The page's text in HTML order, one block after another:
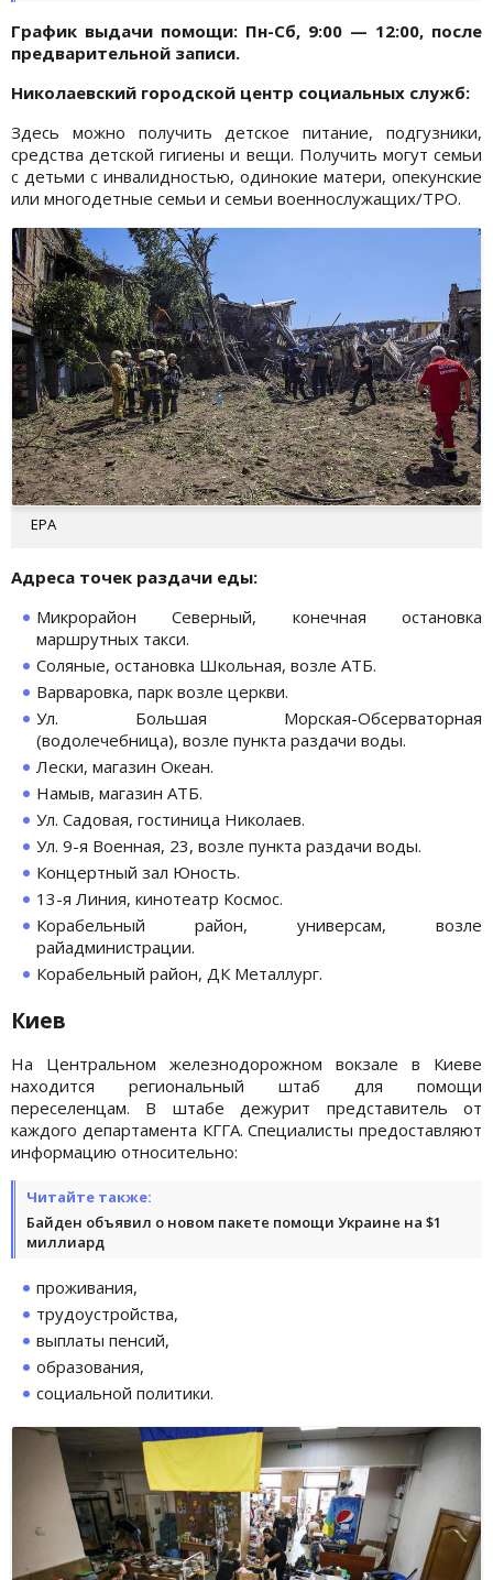
График выдачи помощи: Пн-Сб, 9:00 — 12:00, после
предварительной записи.
Николаевский городской центр социальных служб:
Здесь можно получить детское питание, подгузники,
средства детской гигиены и вещи. Получить могут семьи
с детьми с инвалидностью, одинокие матери, опекунские
или многодетные семьи и семьи военнослужащих/ТРО.
EPA
Адреса точек раздачи еды:
Микрорайон Северный, конечная остановка
маршрутных такси.
Соляные, остановка Школьная, возле АТБ.
Варваровка, парк возле церкви.
Ул. Большая Морская-Обсерваторная
(водолечебница), возле пункта раздачи воды.
Лески, магазин Океан.
Намыв, магазин АТБ.
Ул. Садовая, гостиница Николаев.
Ул. 9-я Военная, 23, возле пункта раздачи воды.
Концертный зал Юность.
13-я Линия, кинотеатр Космос.
Корабельный район, универсам, возле
райадминистрации.
Корабельный район, ДК Металлург.
Киев
На Центральном железнодорожном вокзале в Киеве
находится региональный штаб для помощи
переселенцам. В штабе дежурит представитель от
каждого департамента КГГА. Специалисты предоставляют
информацию относительно:
Читайте также:
Байден объявил о новом пакете помощи Украине на $1
миллиард
проживания,
трудоустройства,
выплаты пенсий,
образования,
социальной политики.